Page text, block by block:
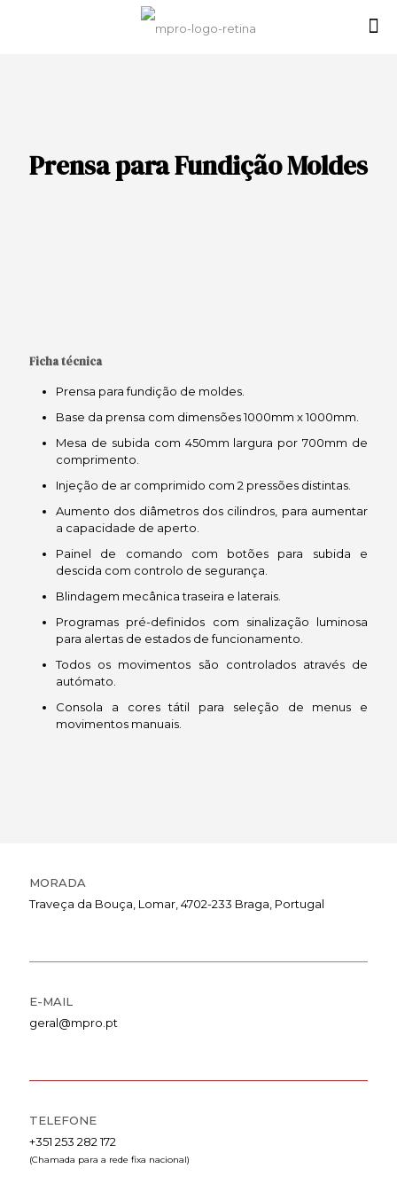
Prensa para Fundição Moldes
Ficha técnica
Prensa para fundição de moldes.
Base da prensa com dimensões 1000mm x 1000mm.
Mesa de subida com 450mm largura por 700mm de
comprimento.
Injeção de ar comprimido com 2 pressões distintas.
Aumento dos diâmetros dos cilindros, para aumentar
a capacidade de aperto.
Painel de comando com botões para subida e
descida com controlo de segurança.
Blindagem mecânica traseira e laterais.
Programas pré-definidos com sinalização luminosa
para alertas de estados de funcionamento.
Todos os movimentos são controlados através de
autómato.
Consola a cores tátil para seleção de menus e
movimentos manuais.
MORADA
Traveça da Bouça, Lomar, 4702-233 Braga, Portugal
E-MAIL
geral@mpro.pt
TELEFONE
+351 253 282 172
(Chamada para a rede fixa nacional)